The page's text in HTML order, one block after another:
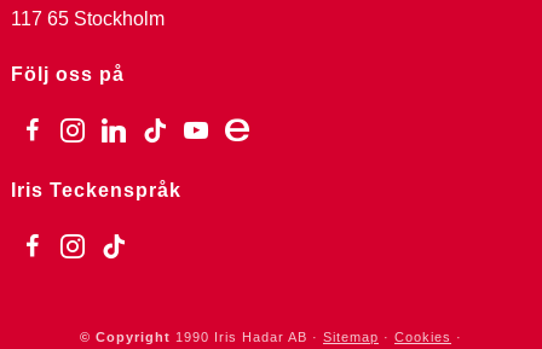
117 65 Stockholm
Följ oss på
facebookinstagramlinkedin
tiktok youtube
ebay
Iris Teckenspråk
facebookinstagram
tiktok
© Copyright 1990 Iris Hadar AB · Sitemap · Cookies ·